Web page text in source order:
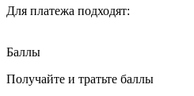
Для платежа подходят:
Баллы
Получайте и тратьте баллы